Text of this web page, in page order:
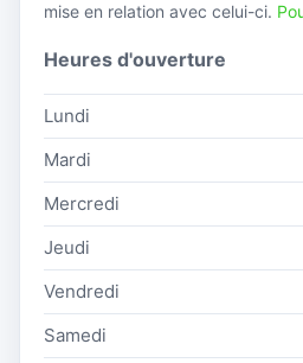
mise en relation avec celui-ci.
Heures d'ouverture
Lundi
Mardi
Mercredi
Jeudi
Vendredi
Samedi